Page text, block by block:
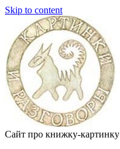
Skip to content
Сайт про книжку-картинку